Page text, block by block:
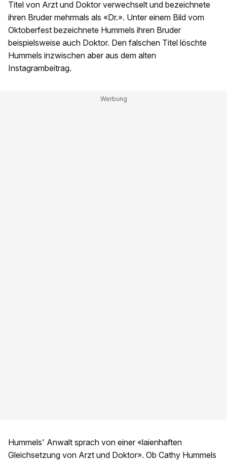
Titel von Arzt und Doktor verwechselt und bezeichnete
ihren Bruder mehrmals als «Dr.». Unter einem Bild vom
Oktoberfest bezeichnete Hummels ihren Bruder
beispielsweise auch Doktor. Den falschen Titel löschte
Hummels inzwischen aber aus dem alten
Instagrambeitrag.
Hummels' Anwalt sprach von einer «laienhaften
Gleichsetzung von Arzt und Doktor». Ob Cathy Hummels